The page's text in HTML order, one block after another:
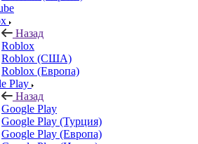
Назад
Roblox
Roblox (США)
Roblox (Европа)
Play
Назад
Google Play
Google Play (Турция)
Google Play (Европа)